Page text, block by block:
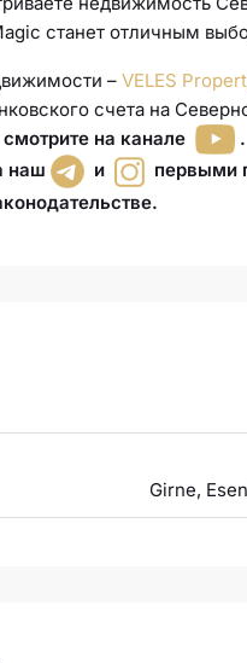
станет отличным
– VELES
счета на
на канале
.
наш
и
первыми
Girne,